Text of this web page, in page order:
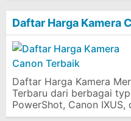
Daftar Harga Kamera
Daftar Harga Kamera
Terbaru dari berbagai
PowerShot, Canon